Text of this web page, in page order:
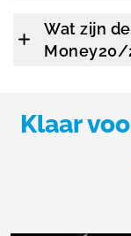
Wat zijn
Money20/
Klaar